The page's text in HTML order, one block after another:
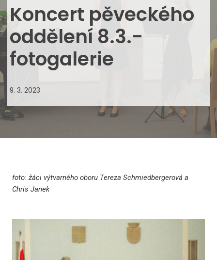
Koncert pěveckého
oddělení 8.3.-
fotogalerie
9. 3. 2023
foto: žáci výtvarného oboru Tereza Schmiedbergerová a
Chris Janek